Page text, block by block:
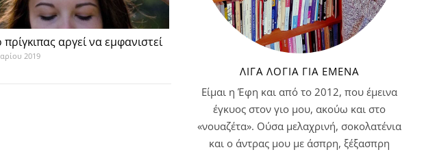
αργεί να εμφανιστεί
2019
ΛΊΓΑ ΛΌΓΙΑ ΓΙΑ ΕΜΈΝΑ
Είμαι η Έφη και από το 2012, που έμεινα
έγκυος στον γιο μου, ακούω και στο
«νουαζέτα». Ούσα μελαχρινή, σοκολατένια
και ο άντρας μου με άσπρη, ξέξασπρη